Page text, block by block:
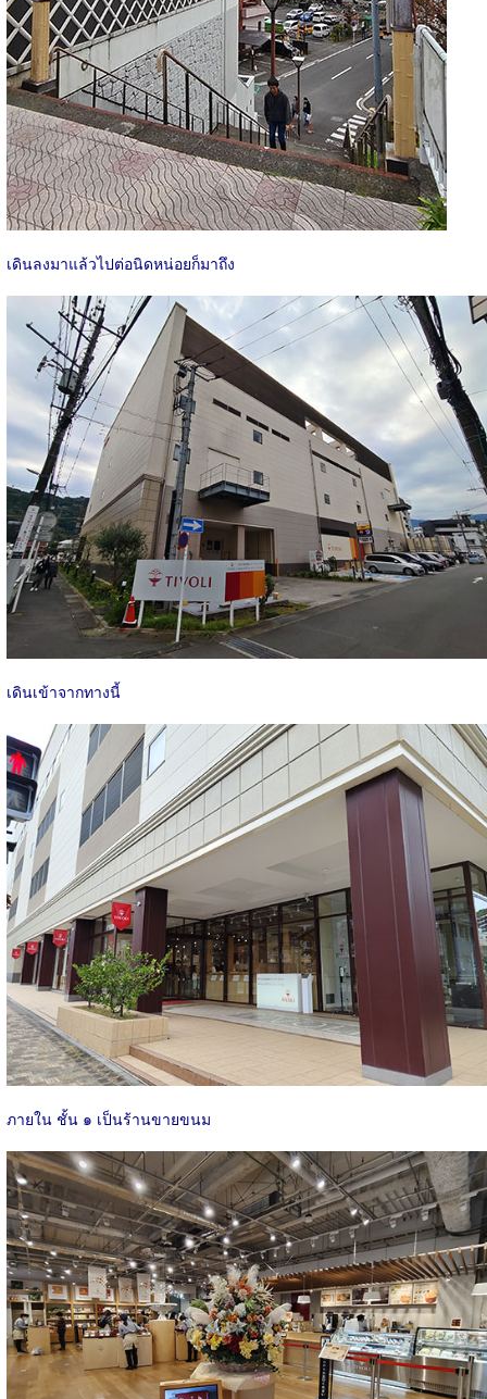
เดินลงมาแล้วไปต่อนิดหน่อยก็มาถึง
เดินเข้าจากทางนี้
ภายใน ชั้น ๑ เป็นร้านขายขนม